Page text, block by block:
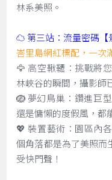
林系美照。
☁️ 第三站：流量密碼【
峇里島網紅標配，一次
🦅 高空鞦韆：挑戰將
林峽谷的瞬間，攝影師
🪺 夢幻鳥巢：鑽進巨
還是慵懶的度假風，都
💖 裝置藝術：園區內
個角落都是為了美照而
受快門聲！